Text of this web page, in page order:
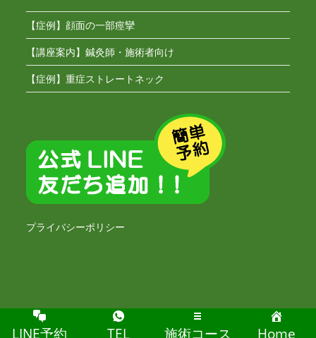
【症例】顔面の一部痙攣
【講座案内】鍼灸師・施術者向け
【症例】重症ストレートネック
プライバシーポリシー
Copyright [もも鍼灸院] -2020
LINE予約 TEL 施術コース Home